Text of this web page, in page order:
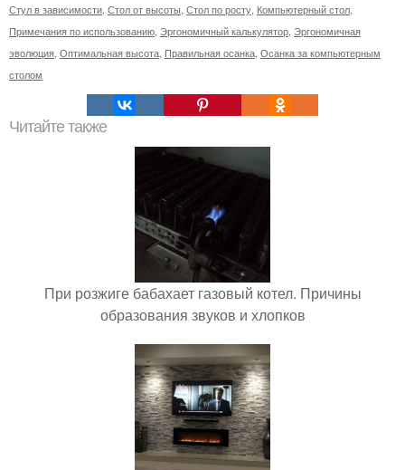
Стул в зависимости Стол от высоты Стол по росту Компьютерный стол
Примечания по использованию Эргономичный калькулятор Эргономичная
эволюция Оптимальная высота Правильная осанка Осанка за компьютерным
столом
Читайте также
При розжиге бабахает газовый котел. Причины
образования звуков и хлопков